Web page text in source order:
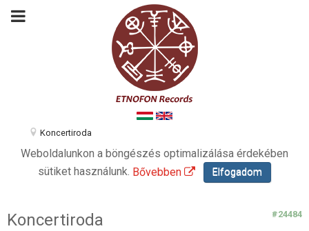
Koncertiroda
Weboldalunkon a böngészés optimalizálása érdekében
sütiket használunk. Bővebben Elfogadom
Koncertiroda #24484